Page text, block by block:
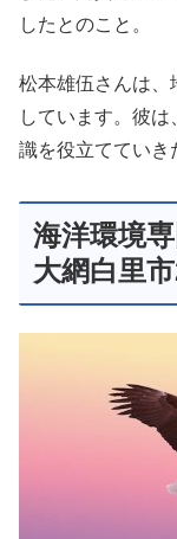
したとのこと。
松本雄伍さんは、
しています。彼
識を役立てていき
海洋環境
大網白里